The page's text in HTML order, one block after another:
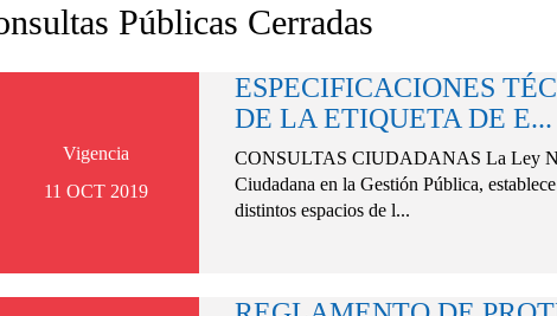
Públicas Cerradas
Vigencia
11 OCT 2019
ESPECIFICACIONES
DE LA ETIQUETA DE E...
CONSULTAS CIUDADANAS La Ley
Ciudadana en la Gestión Pública,
distintos espacios de l...